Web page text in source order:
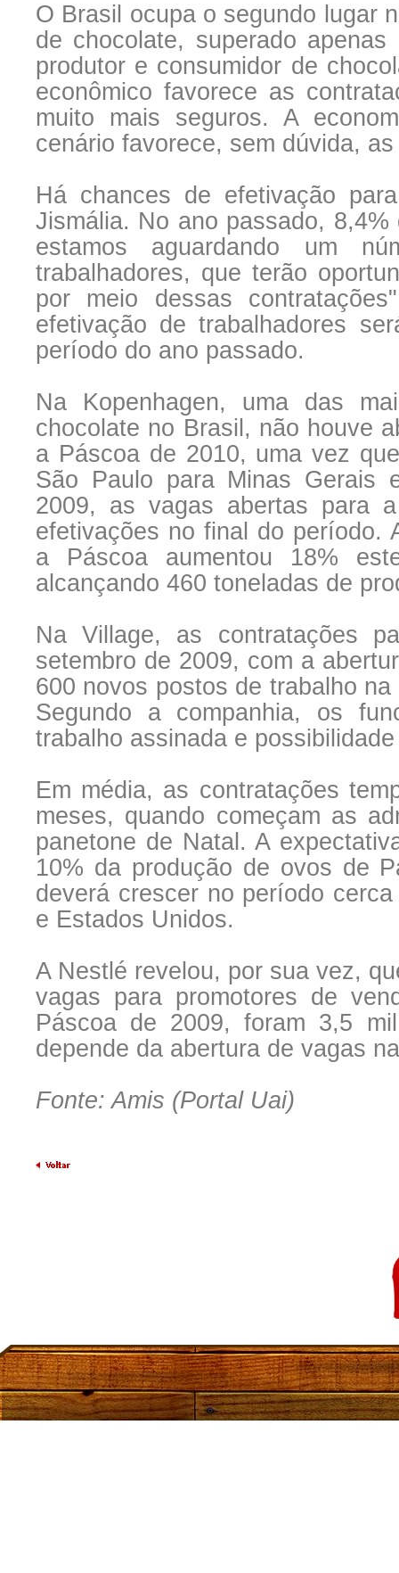
O Brasil ocupa o segundo lugar
de chocolate, superado
produtor e consumidor de
econômico favorece as
muito mais seguros. A
cenário favorece, sem dúvida,
Há chances de efetivação
Jismália. No ano passado,
estamos aguardando um
trabalhadores, que terão
por meio dessas
efetivação de trabalhadores
período do ano passado.
Na Kopenhagen, uma das
chocolate no Brasil, não houve
a Páscoa de 2010, uma vez
São Paulo para Minas Gerais
2009, as vagas abertas para
efetivações no final do período.
a Páscoa aumentou 18%
alcançando 460 toneladas de
Na Village, as contratações
setembro de 2009, com a
600 novos postos de trabalho
Segundo a companhia, os
trabalho assinada e
Em média, as contratações
meses, quando começam as
panetone de Natal. A
10% da produção de ovos de
deverá crescer no período
e Estados Unidos.
A Nestlé revelou, por sua vez,
vagas para promotores de
Páscoa de 2009, foram 3,5
depende da abertura de vagas
Fonte: Amis (Portal Uai)